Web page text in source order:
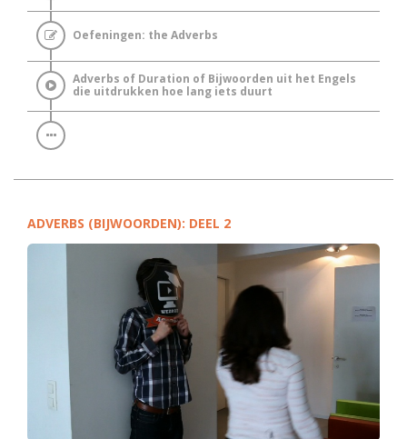
Oefeningen: the Adverbs
Adverbs of Duration of Bijwoorden uit het Engels
die uitdrukken hoe lang iets duurt
ADVERBS (BIJWOORDEN): DEEL 2